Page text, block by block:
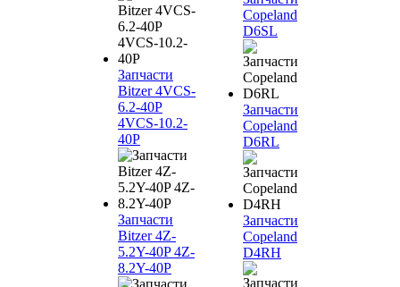
Запчасти
Bitzer 4VCS-
6.2-40P
4VCS-10.2-
40P
Запчасти
Bitzer 4Z-
5.2Y-40P 4Z-
8.2Y-40P
Copeland
D6SL
Запчасти
Copeland
D6RL
Запчасти
Copeland
D4RH